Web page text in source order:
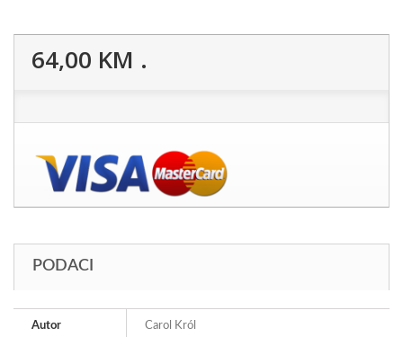
64,00 KM .
PODACI
Autor Carol Król